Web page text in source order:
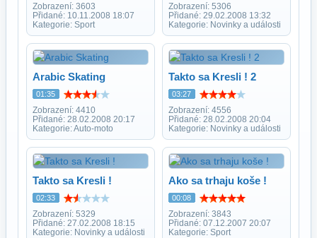
Zobrazení: 3603
Přidané: 10.11.2008 18:07
Kategorie: Sport
Zobrazení: 5306
Přidané: 29.02.2008 13:32
Kategorie: Novinky a události
Arabic Skating
01:35
Zobrazení: 4410
Přidané: 28.02.2008 20:17
Kategorie: Auto-moto
Takto sa Kresli ! 2
03:27
Zobrazení: 4556
Přidané: 28.02.2008 20:04
Kategorie: Novinky a události
Takto sa Kresli !
02:33
Zobrazení: 5329
Přidané: 27.02.2008 18:15
Kategorie: Novinky a události
Ako sa trhaju koše !
00:08
Zobrazení: 3843
Přidané: 07.12.2007 20:07
Kategorie: Sport